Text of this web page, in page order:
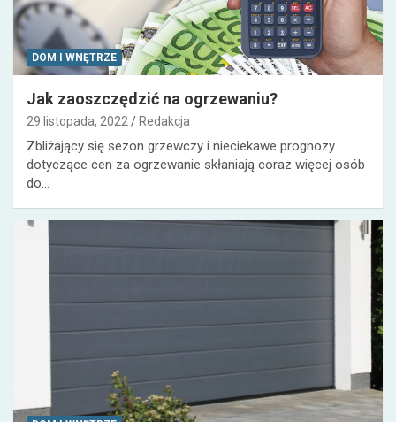
DOM I WNĘTRZE
Jak zaoszczędzić na ogrzewaniu?
29 listopada, 2022 Redakcja
Zbliżający się sezon grzewczy i nieciekawe prognozy
dotyczące cen za ogrzewanie skłaniają coraz więcej osób
do…